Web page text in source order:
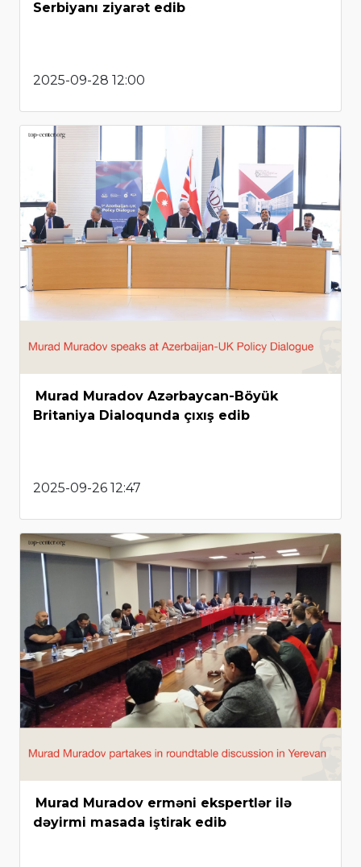
Serbiyanı ziyarət edib
2025-09-28 12:00
Murad Muradov Azərbaycan-Böyük
Britaniya Dialoqunda çıxış edib
2025-09-26 12:47
Murad Muradov erməni ekspertlər ilə
dəyirmi masada iştirak edib